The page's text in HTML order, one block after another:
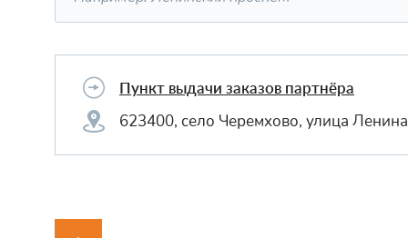
Пункт выдачи заказов партнёра
623400, село Черемхово, улица